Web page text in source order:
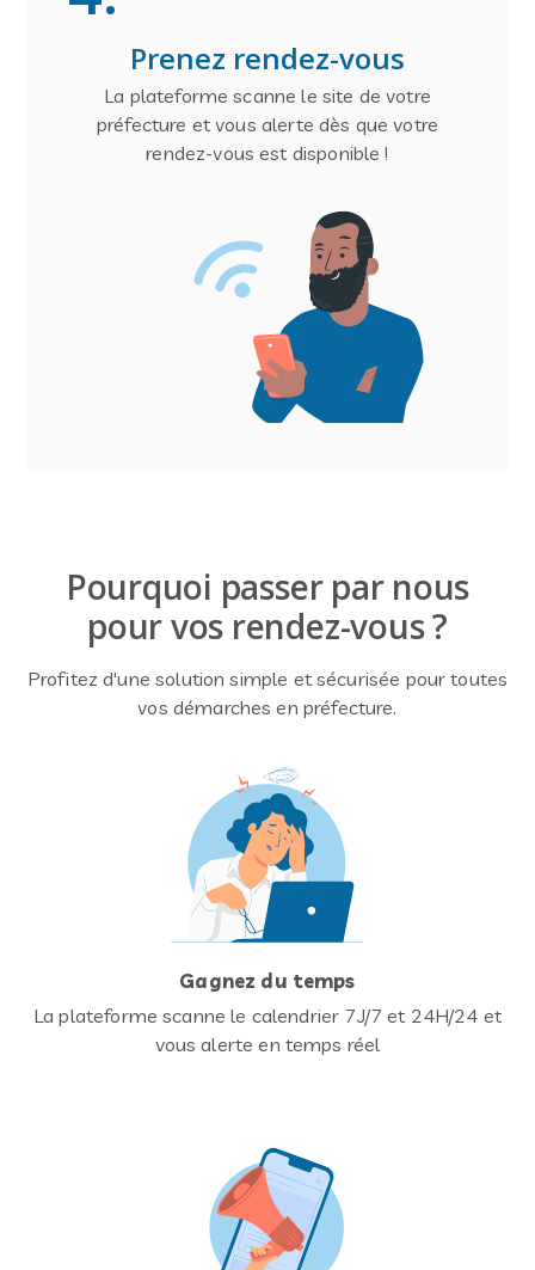
Pourquoi passer par nous
pour vos rendez-vous ?
Profitez d'une solution simple et sécurisée pour toutes
vos démarches en préfecture.
Gagnez du temps
La plateforme scanne le calendrier 7J/7 et 24H/24 et
vous alerte en temps réel
Prenez rendez-vous
La plateforme scanne le site de votre
préfecture et vous alerte dès que votre
rendez-vous est disponible !